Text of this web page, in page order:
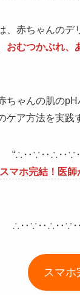
、赤ちゃんの
おむつかぶれ、
ちゃんの肌の
ケア方法を実践
スマホ完結！医
スマホ